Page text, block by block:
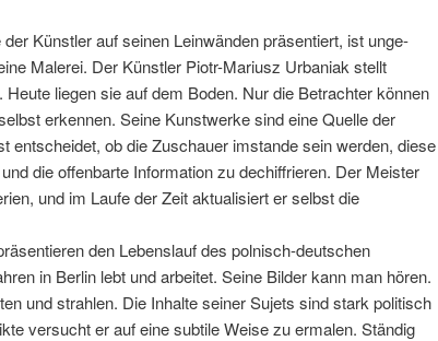
Künstler auf seinen Leinwänden präsentiert, ist unge-
Malerei. Der Künstler Piotr-Mariusz Urbaniak stellt
liegen sie auf dem Boden. Nur die Betrachter können
erkennen. Seine Kunstwerke sind eine Quelle der
entscheidet, ob die Zuschauer imstande sein werden, diese
die offenbarte Information zu dechiffrieren. Der Meister
und im Laufe der Zeit aktualisiert er selbst die
den Lebenslauf des polnisch-deutschen
in Berlin lebt und arbeitet. Seine Bilder kann man hören.
und strahlen. Die Inhalte seiner Sujets sind stark politisch
versucht er auf eine subtile Weise zu ermalen. Ständig